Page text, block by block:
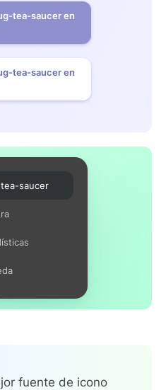
tea-saucer en
tea-saucer en
saucer
fuente de icono